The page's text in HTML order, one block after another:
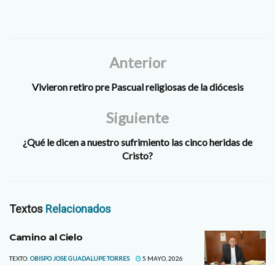
Anterior
Vivieron retiro pre Pascual religiosas de la diócesis
Siguiente
¿Qué le dicen a nuestro sufrimiento las cinco heridas de
Cristo?
Textos Relacionados
Camino al Cielo
TEXTO: OBISPO JOSE GUADALUPE TORRES 5 MAYO, 2026